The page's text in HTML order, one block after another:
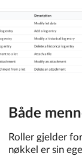
Både
Roller gjelder for
nøkkel er sin